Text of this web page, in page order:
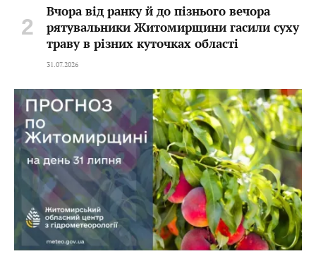
Вчора від ранку й до пізнього вечора
рятувальники Житомирщини гасили суху
траву в різних куточках області
31.07.2026